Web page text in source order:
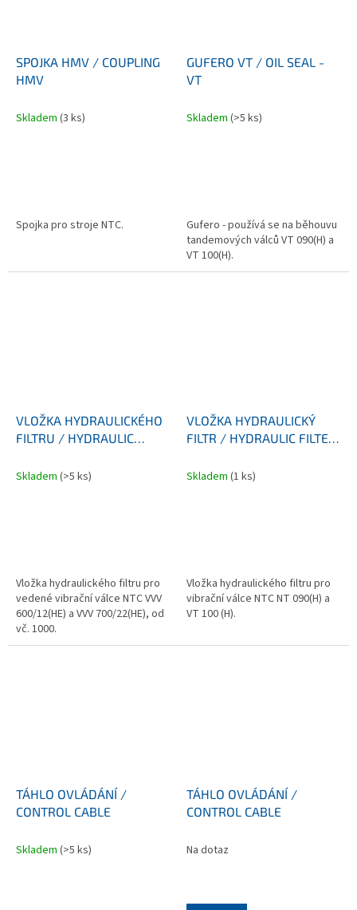
SPOJKA HMV / COUPLING
HMV
Skladem (3 ks)
Spojka pro stroje NTC.
GUFERO VT / OIL SEAL -
VT
Skladem (>5 ks)
Gufero - používá se na běhouvu
tandemových válců VT 090(H) a
VT 100(H).
VLOŽKA HYDRAULICKÉHO
FILTRU / HYDRAULIC
Skladem (>5 ks)
Vložka hydraulického filtru pro
vedené vibrační válce NTC VVV
600/12(HE) a VVV 700/22(HE), od
vč. 1000.
VLOŽKA HYDRAULICKÝ
FILTR / HYDRAULIC FILTER
Skladem (1 ks)
Vložka hydraulického filtru pro
vibrační válce NTC NT 090(H) a
VT 100 (H).
TÁHLO OVLÁDÁNÍ /
CONTROL CABLE
Skladem (>5 ks)
TÁHLO OVLÁDÁNÍ /
CONTROL CABLE
Na dotaz